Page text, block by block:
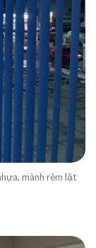
mành rèm lật